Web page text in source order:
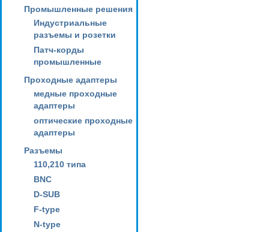
Промышленные решения
Индустриальные
разъемы и розетки
Патч-корды
промышленные
Проходные адаптеры
медные проходные
адаптеры
оптические проходные
адаптеры
Разъемы
110,210 типа
BNC
D-SUB
F-type
N-type